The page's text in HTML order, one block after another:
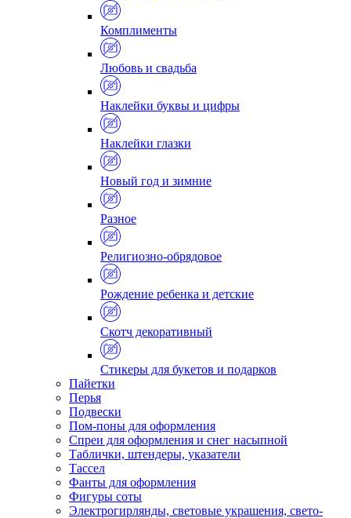
Комплименты
Любовь и свадьба
Наклейки буквы и цифры
Наклейки глазки
Новый год и зимние
Разное
Религиозно-обрядовое
Рождение ребенка и детские
Скотч декоративный
Стикеры для букетов и подарков
Пайетки
Перья
Подвески
Пом-поны для оформления
Спреи для оформления и снег насыпной
Таблички, штендеры, указатели
Тассел
Фанты для оформления
Фигуры соты
Электрогирлянды, световые украшения, свето-